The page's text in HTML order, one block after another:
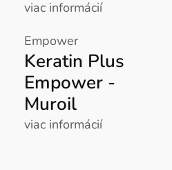
viac informácií
Empower
Keratin Plus
Empower -
Muroil
viac informácií